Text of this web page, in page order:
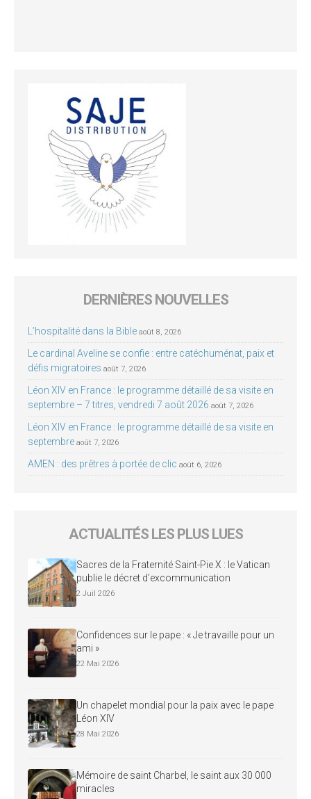
DERNIÈRES NOUVELLES
L’hospitalité dans la Bible août 8, 2026
Le cardinal Aveline se confie : entre catéchuménat, paix et
défis migratoires août 7, 2026
Léon XIV en France : le programme détaillé de sa visite en
septembre – 7 titres, vendredi 7 août 2026 août 7, 2026
Léon XIV en France : le programme détaillé de sa visite en
septembre août 7, 2026
AMEN : des prêtres à portée de clic août 6, 2026
ACTUALITÉS LES PLUS LUES
Sacres de la Fraternité Saint-Pie X : le Vatican
publie le décret d’excommunication
2 Juil 2026
Confidences sur le pape : « Je travaille pour un
ami »
22 Mai 2026
Un chapelet mondial pour la paix avec le pape
Léon XIV
28 Mai 2026
Mémoire de saint Charbel, le saint aux 30 000
miracles